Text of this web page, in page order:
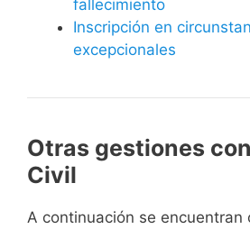
fallecimiento
Inscripción en
excepcionales
Otras gestiones
Civil
A continuación se encuentran